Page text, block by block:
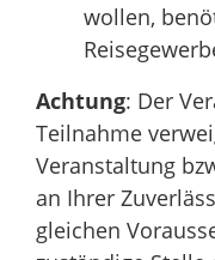
wollen,
Achtung: Der
Teilnahme
Veranstaltung
an Ihrer
gleichen